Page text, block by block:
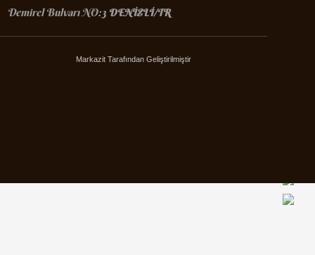
Demirel Bulvarı NO:3 DENİZLİ/TR
Markazit Tarafından Geliştirilmiştir